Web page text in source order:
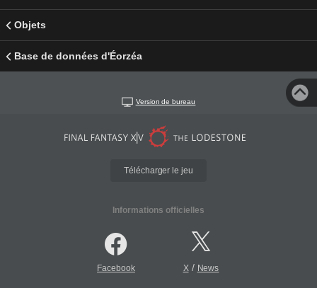
Objets
Base de données d'Éorzéa
Version de bureau
Télécharger le jeu
Informations officielles
Facebook X/ News